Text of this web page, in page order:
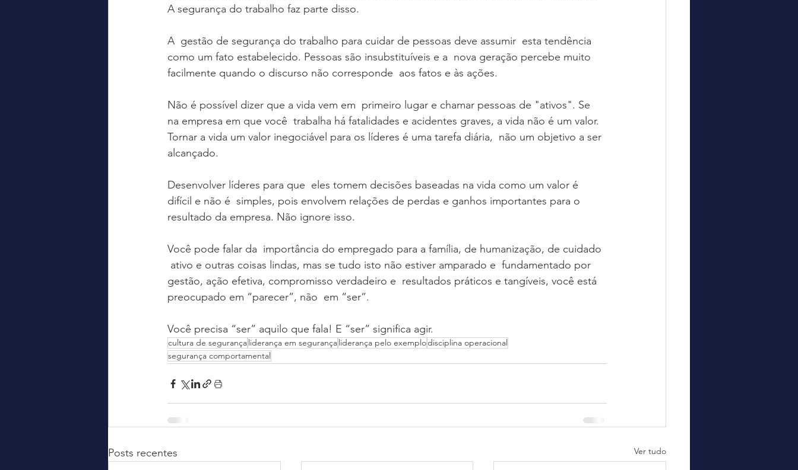
A segurança do trabalho faz parte disso.
A  gestão de segurança do trabalho para cuidar de pessoas deve assumir  esta tendência
como um fato estabelecido. Pessoas são insubstituíveis e a  nova geração percebe muito
facilmente quando o discurso não corresponde  aos fatos e às ações.
Não é possível dizer que a vida vem em  primeiro lugar e chamar pessoas de "ativos". Se
na empresa em que você  trabalha há fatalidades e acidentes graves, a vida não é um valor.
Tornar a vida um valor inegociável para os líderes é uma tarefa diária,  não um objetivo a ser
alcançado.
Desenvolver líderes para que  eles tomem decisões baseadas na vida como um valor é
difícil e não é  simples, pois envolvem relações de perdas e ganhos importantes para o
resultado da empresa. Não ignore isso.
Você pode falar da  importância do empregado para a família, de humanização, de cuidado
ativo e outras coisas lindas, mas se tudo isto não estiver amparado e  fundamentado por
gestão, ação efetiva, compromisso verdadeiro e  resultados práticos e tangíveis, você está
preocupado em “parecer”, não  em “ser”.
Você precisa “ser” aquilo que fala! E “ser” significa agir.
cultura de segurançaliderança em segurançaliderança pelo exemplodisciplina operacional
segurança comportamental
Posts recentes Ver tudo